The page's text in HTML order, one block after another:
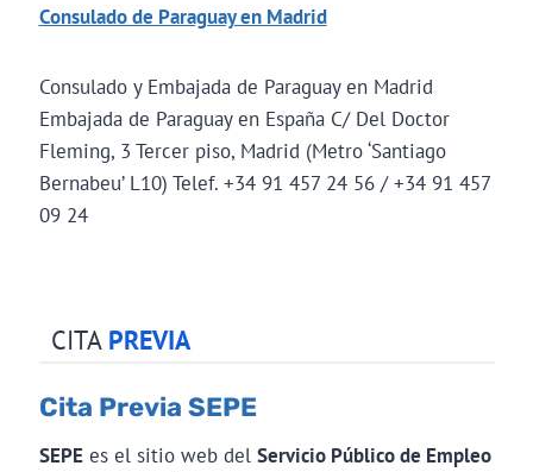
Consulado de Paraguay en Madrid
Consulado y Embajada de Paraguay en Madrid
Embajada de Paraguay en España C/ Del Doctor
Fleming, 3 Tercer piso, Madrid (Metro ‘Santiago
Bernabeu’ L10) Telef. +34 91 457 24 56 / +34 91 457
09 24
CITA PREVIA
Cita Previa SEPE
SEPEes el sitio web del Servicio Público de Empleo